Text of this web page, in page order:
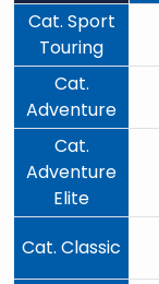
Cat. Sport
Touring
Cat.
Adventure
Cat.
Adventure
Elite
Cat. Classic